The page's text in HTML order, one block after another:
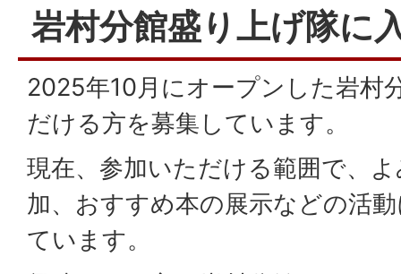
岩村分館盛り上げ隊に
2025年10月にオープンした岩村
だける方を募集しています。
現在、参加いただける範囲で、
加、おすすめ本の展示などの活
ています。